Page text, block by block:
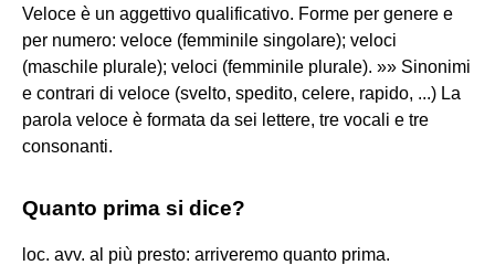
Veloce è un aggettivo qualificativo. Forme per genere e
per numero: veloce (femminile singolare); veloci
(maschile plurale); veloci (femminile plurale). »» Sinonimi
e contrari di veloce (svelto, spedito, celere, rapido, ...) La
parola veloce è formata da sei lettere, tre vocali e tre
consonanti.
Quanto prima si dice?
loc. avv. al più presto: arriveremo quanto prima.